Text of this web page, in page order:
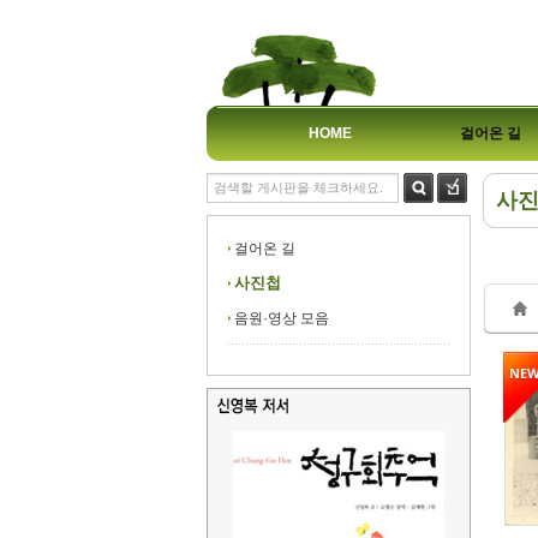
HOME 걸어온 길
걸어온 길
사진첩
음원·영상 모음
사